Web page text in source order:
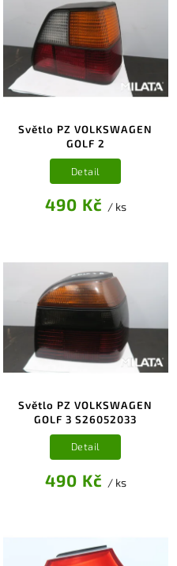
Světlo PZ VOLKSWAGEN
GOLF 2
490 Kč / ks
Detail
Světlo PZ VOLKSWAGEN
GOLF 3 S26052033
490 Kč / ks
Detail